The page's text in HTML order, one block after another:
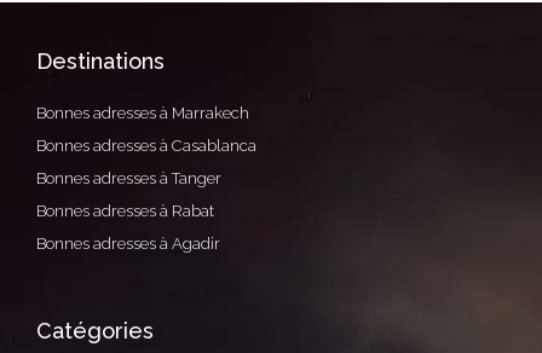
Destinations
Bonnes adresses à Marrakech
Bonnes adresses à Casablanca
Bonnes adresses à Tanger
Bonnes adresses à Rabat
Bonnes adresses à Agadir
Catégories